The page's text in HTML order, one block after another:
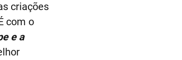
criações
com o
e a